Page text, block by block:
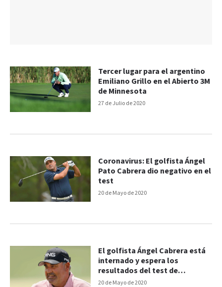
27 de Julio de 2020
Tercer lugar para el argentino
Emiliano Grillo en el Abierto 3M
de Minnesota
20 de Mayo de 2020
Coronavirus: El golfista Ángel
Pato Cabrera dio negativo en el
test
20 de Mayo de 2020
El golfista Ángel Cabrera está
internado y espera los
resultados del test de
coronavirus